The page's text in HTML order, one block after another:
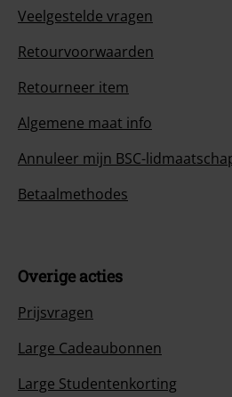
Veelgestelde vragen
Retourvoorwaarden
Retourneer item
Algemene maat info
Annuleer mijn BSC-
Betaalmethodes
Overige acties
Prijsvragen
Large Cadeaubonnen
Large Studentenkorting